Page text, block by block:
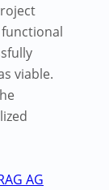
viable.
AG